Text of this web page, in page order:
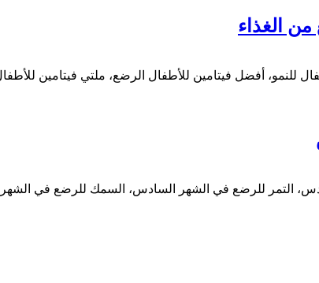
الغذاء
أفضل فيتامين للأطفال الرضع، ملتي فيتامين
التمر للرضع في الشهر السادس، السمك للرضع في